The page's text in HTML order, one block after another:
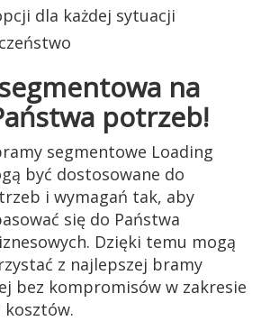
dla każdej sytuacji
na
potrzeb!
segmentowe Loading
być dostosowane do
i wymagań tak, aby
się do Państwa
Dzięki temu mogą
z najlepszej bramy
bez kompromisów w zakresie
kosztów.